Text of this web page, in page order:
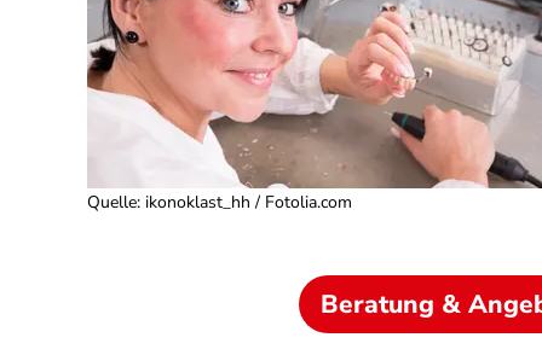
Quelle: ikonoklast_hh / Fotolia.com
Beratung &